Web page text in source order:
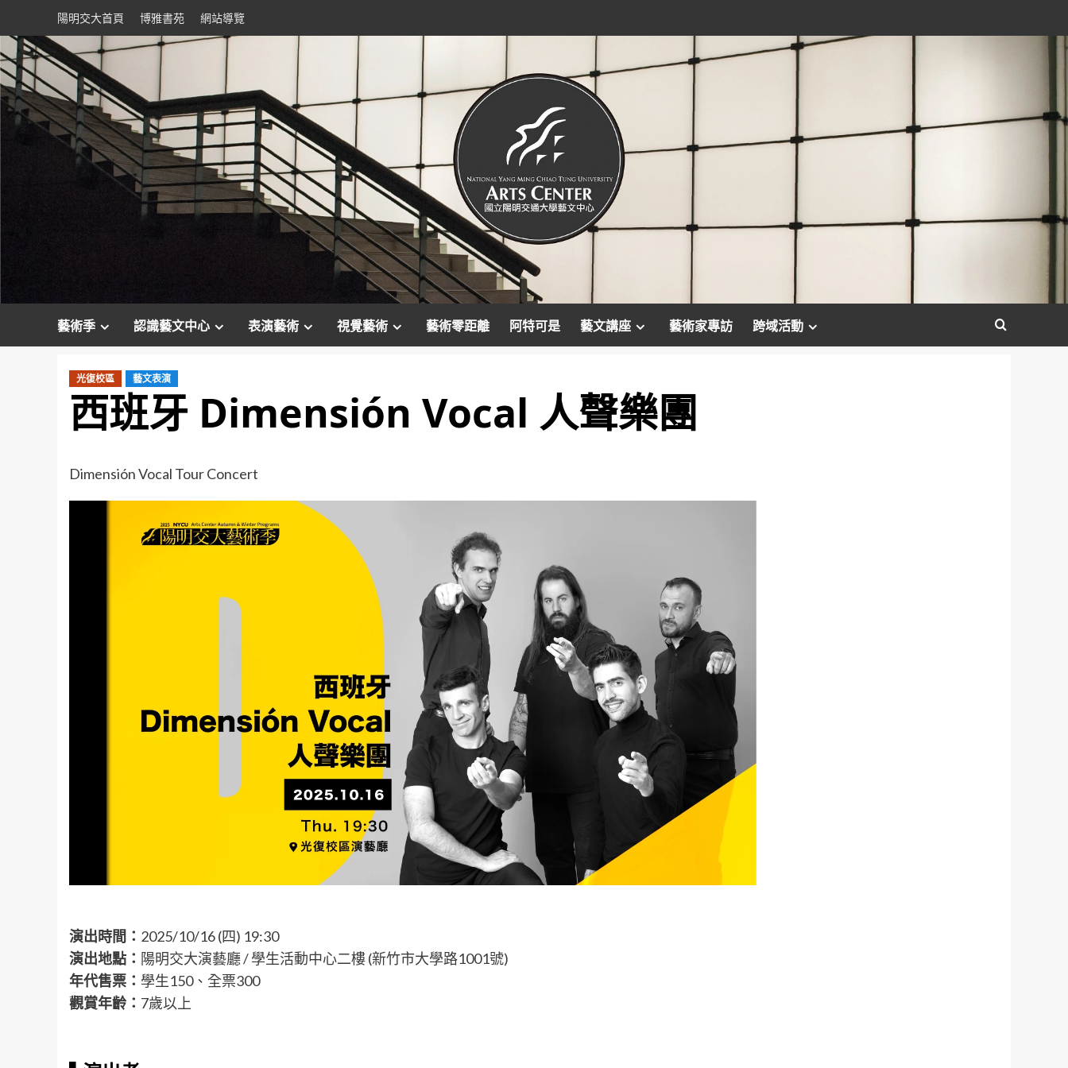
content
陽明交大首頁 博雅書苑 網站導覽
藝術季 認識藝文中心 表演藝術 視覺藝術 藝術零距離 阿特可是 藝文講座 藝術家專訪 跨域活動
光復校區 藝文表演
西班牙 Dimensión Vocal 人聲樂團
Dimensión Vocal Tour Concert
演出時間： 2025/10/16 (四) 19:30
演出地點： 陽明交大演藝廳 / 學生活動中心二樓 (新竹市大學路1001號)
年代售票： 學生150、全票300
觀賞年齡： 7歲以上